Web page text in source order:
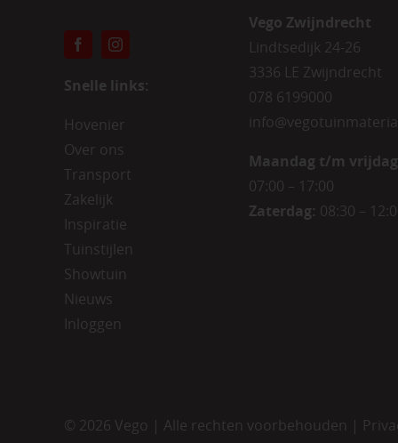
Snelle links:
Hovenier
Over ons
Transport
Zakelijk
Inspiratie
Tuinstijlen
Showtuin
Nieuws
Inloggen
Vego Zwijndrecht
Lindtsedijk 24-26
3336 LE Zwijndrecht
078 6199000
Maandag t/m
07:00 – 17:00
Zaterdag: 08:30 –
© 2026 Vego | Alle rechten voorbehouden |